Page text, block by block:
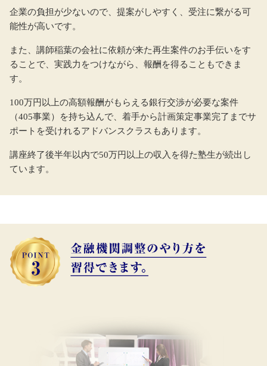
企業の負担が少ないので、提案がしやすく、受注に繋がる可
能性が高いです。
また、講師稲葉の会社に依頼が来た再生案件のお手伝いをす
ることで、実践力をつけながら、報酬を得ることもできま
す。
100万円以上の高額報酬がもらえる銀行交渉が必要な案件
（405事業）を持ち込んで、着手から計画策定事業完了までサ
ポートを受けれるアドバンスクラスもあります。
講座終了後半年以内で50万円以上の収入を得た塾生が続出し
ています。